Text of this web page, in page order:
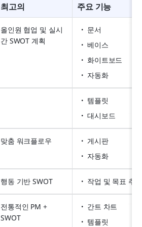
최고의 주요 기능
올인원 협업 및 실시
간 SWOT 계획
문서
베이스
화이트보드
자동화
템플릿
대시보드
맞춤 워크플로우
게시판
자동화
행동 기반 SWOT 작업 및 목표 추적
전통적인 PM +
SWOT
간트 차트
템플릿